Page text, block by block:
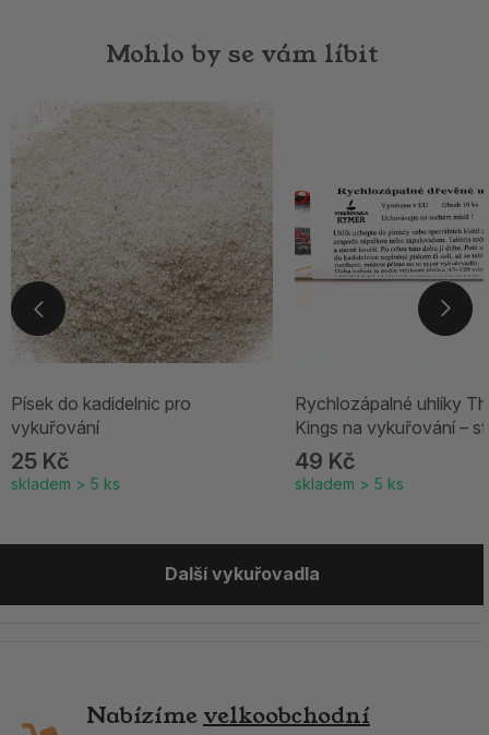
Mohlo by se vám líbit
Písek do kadidelnic pro
vykuřování
25 Kč
skladem > 5 ks
Rychlozápalné uhlíky
Kings na vykuřování –
49 Kč
skladem > 5 ks
Další vykuřovadla
Nabízíme velkoobchodní